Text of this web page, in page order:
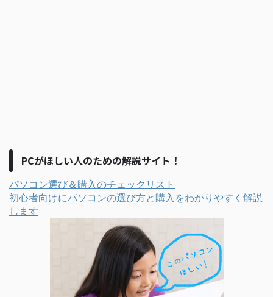
PCがほしい人のための解説サイト！
パソコン選び＆購入のチェックリスト
初心者向けにパソコンの選び方と購入をわかりやすく解説
します